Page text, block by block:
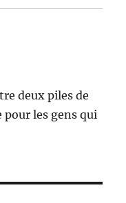
deux piles de
pour les gens qui